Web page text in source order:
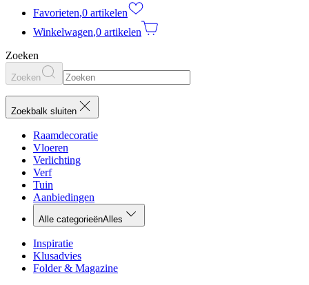
Favorieten,0 artikelen
Winkelwagen,0 artikelen
Zoeken
Zoeken
Zoekbalk sluiten
Raamdecoratie
Vloeren
Verlichting
Verf
Tuin
Aanbiedingen
Alle categorieënAlles
Inspiratie
Klusadvies
Folder & Magazine